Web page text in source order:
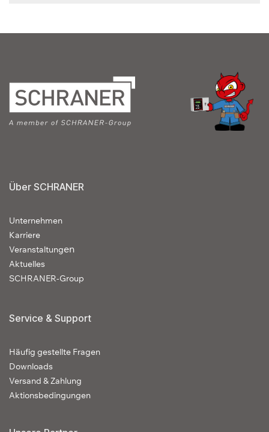
Über SCHRANER
Unternehmen
Karriere
Veranstaltungen
Aktuelles
SCHRANER-Group
Service & Support
Häufig gestellte Fragen
Downloads
Versand & Zahlung
Aktionsbedingungen